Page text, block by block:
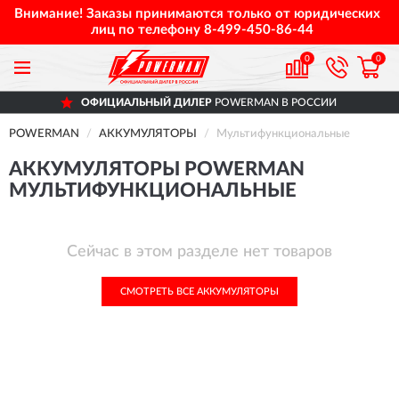
Внимание! Заказы принимаются только от юридических
лиц по телефону 8-499-450-86-44
0 0
ОФИЦИАЛЬНЫЙ ДИЛЕР POWERMAN В РОССИИ
POWERMAN АККУМУЛЯТОРЫ Мультифункциональные
АККУМУЛЯТОРЫ POWERMAN
МУЛЬТИФУНКЦИОНАЛЬНЫЕ
Сейчас в этом разделе нет товаров
СМОТРЕТЬ ВСЕ АККУМУЛЯТОРЫ